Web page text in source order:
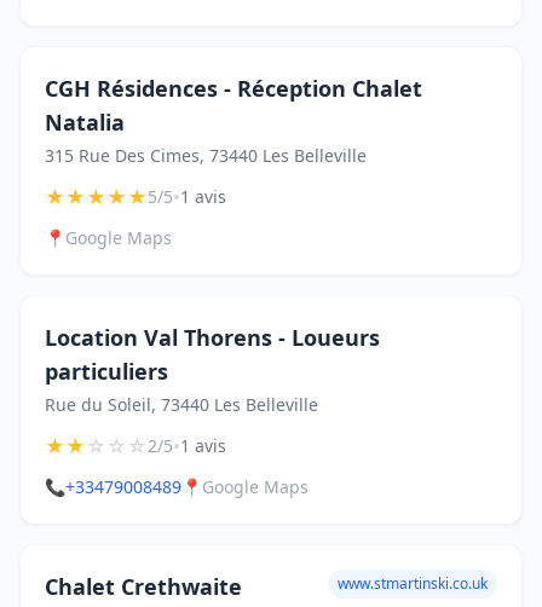
CGH Résidences - Réception Chalet
Natalia
315 Rue Des Cimes, 73440 Les Belleville
★★★★★5/5•1 avis
📍 Google Maps
Location Val Thorens - Loueurs
particuliers
Rue du Soleil, 73440 Les Belleville
★★☆☆☆2/5•1 avis
📞+33479008489 📍 Google Maps
Chalet Crethwaite www.stmartinski.co.uk